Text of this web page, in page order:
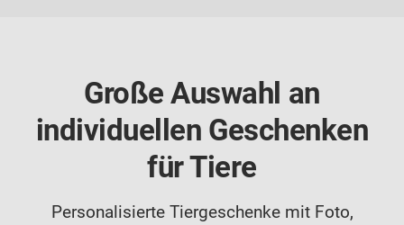
Große Auswahl an
individuellen Geschenken
für Tiere
Personalisierte Tiergeschenke mit Foto,